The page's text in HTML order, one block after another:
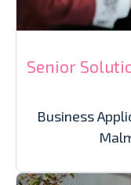
Senior
Business